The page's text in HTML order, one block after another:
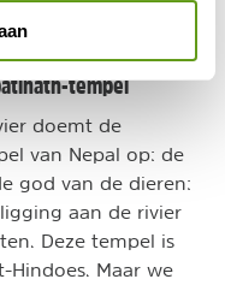
tempel
doemt de
van Nepal op: de
god van de dieren:
aan de rivier
Deze tempel is
Hindoes. Maar we